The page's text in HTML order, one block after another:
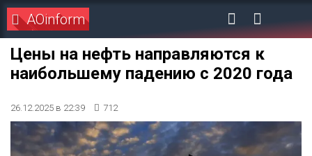
AOinform
Цены на нефть направляются к
наибольшему падению с 2020 года
26.12.2025 в 22:39 712